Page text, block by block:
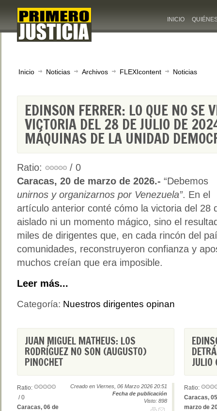
INICIO
Inicio Noticias Archivos FLEXIcontent Noticias
EDINSON FERRER: LO QUE NO SE
VICTORIA DEL 28 DE JULIO DE
MÁQUINAS DE LA UNIDAD
Ratio:
/ 0
Caracas, 20 de marzo de 2026.- “Debemos
unirnos y organizarnos por Venezuela”. En el
artículo anterior conté cómo la victoria del 28
aislado ni un momento mágico, sino el
miles de dirigentes que, en cada rincón del
comunidades, reconstruyeron confianza y
muchos creían que era imposible.
Leer más...
Categoría: Nuestros dirigentes opinan
JUAN MIGUEL MATHEUS: LOS
RODRÍGUEZ NO SON (AUGUSTO)
PINOCHET
Creado en Viernes, 06 Marzo 2026 20:51
Fecha de publicación
Visto: 898
Ratio:
/ 0
Caracas, 06 de
Ratio:
Caracas,
marzo de